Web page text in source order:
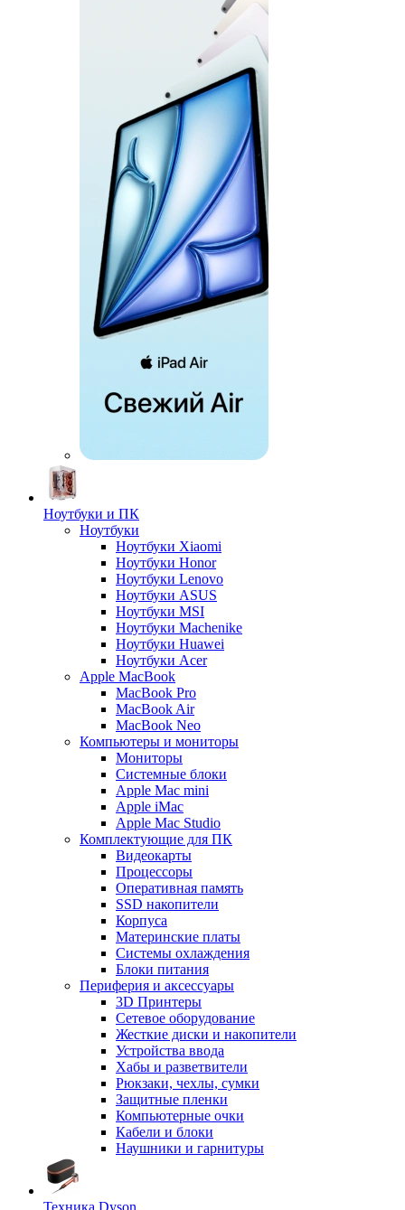
Ноутбуки и ПК
Ноутбуки
Ноутбуки Xiaomi
Ноутбуки Honor
Ноутбуки Lenovo
Ноутбуки ASUS
Ноутбуки MSI
Ноутбуки Machenike
Ноутбуки Huawei
Ноутбуки Acer
Apple MacBook
MacBook Pro
MacBook Air
MacBook Neo
Компьютеры и мониторы
Мониторы
Системные блоки
Apple Mac mini
Apple iMac
Apple Mac Studio
Комплектующие для ПК
Видеокарты
Процессоры
Оперативная память
SSD накопители
Корпуса
Материнские платы
Системы охлаждения
Блоки питания
Периферия и аксессуары
3D Принтеры
Сетевое оборудование
Жесткие диски и накопители
Устройства ввода
Хабы и разветвители
Рюкзаки, чехлы, сумки
Защитные пленки
Компьютерные очки
Кабели и блоки
Наушники и гарнитуры
Техника Dyson